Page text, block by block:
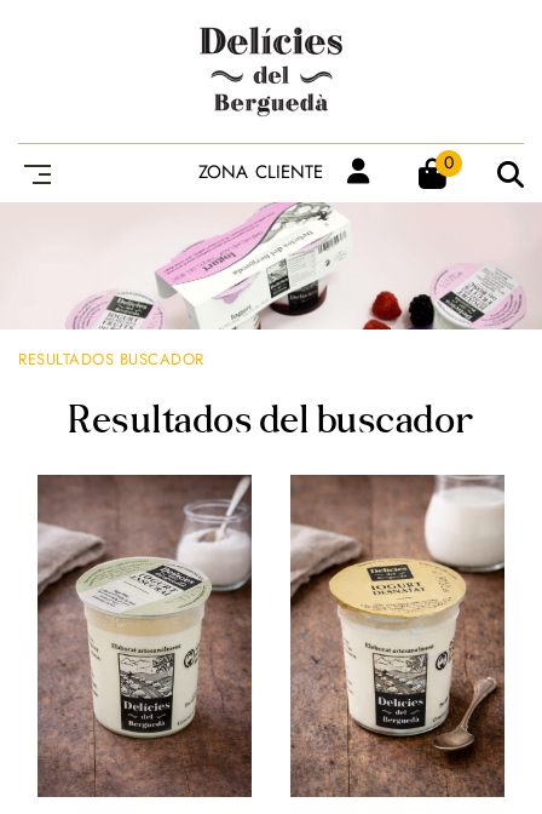
ZONA CLIENTE 0
RESULTADOS BUSCADOR
Resultados del buscador